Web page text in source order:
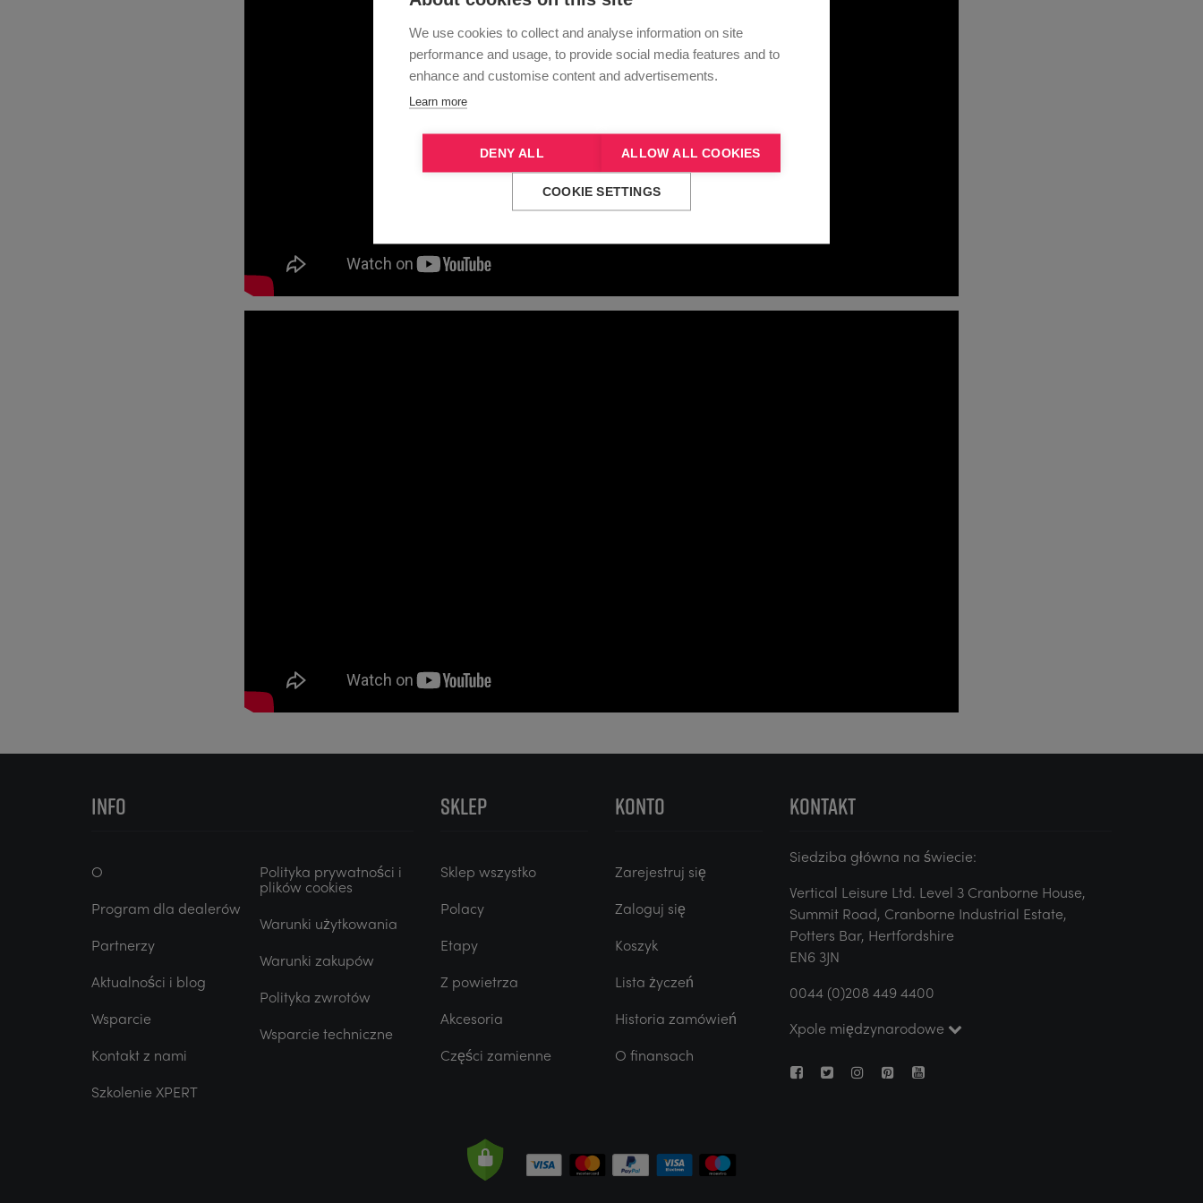
INFO
O
Program dla dealerów
Partnerzy
Aktualności i blog
Wsparcie
Kontakt z nami
Szkolenie XPERT
Polityka prywatności i
plików cookies
Warunki użytkowania
Warunki zakupów
Polityka zwrotów
Wsparcie techniczne
SKLEP
Sklep wszystko
Polacy
Etapy
Z powietrza
Akcesoria
Części zamienne
KONTO
Zarejestruj się
Zaloguj się
Koszyk
Lista życzeń
Historia zamówień
O finansach
KONTAKT
Siedziba główna na świecie:
Vertical Leisure Ltd. Level 3 Cranborne House,
Summit Road, Cranborne Industrial Estate,
Potters Bar, Hertfordshire
EN6 3JN
0044 (0)208 449 4400
Xpole międzynarodowe
We use cookies to collect and analyse information on site
performance and usage, to provide social media features and to
enhance and customise content and advertisements.
Learn more
DENY ALL ALLOW ALL COOKIES
COOKIE SETTINGS